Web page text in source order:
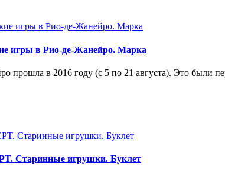
игры в Рио-де-Жанейро. Марка
прошла в 2016 году (с 5 по 21 августа). Это
Старинные игрушки. Буклет